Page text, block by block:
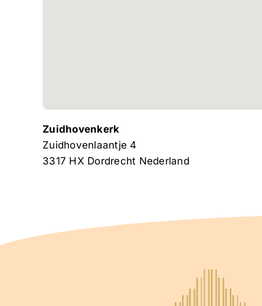
Zuidhovenkerk
Zuidhovenlaantje 4
3317 HX Dordrecht Nederland